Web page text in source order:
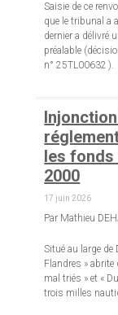
Saisie de ce
que le tribunal a
dernier a délivré
préalable
n° 25TL00632 ).
les fonds
2000
17 juin 2026
Par Mathieu
Situé au large
Flandres » abrite
mal triés » et «
trois milles